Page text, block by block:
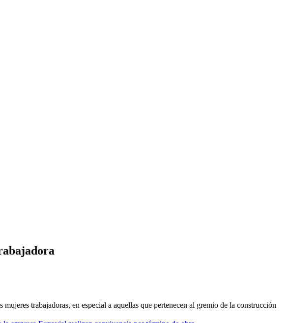
mujeres trabajadoras, en especial a aquellas que pertenecen al gremio de la construcción